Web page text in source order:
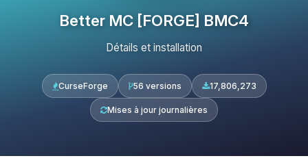
Better MC [FORGE] BMC4
Détails et installation
CurseForge 56 versions 17,806,273
Mises à jour journalières